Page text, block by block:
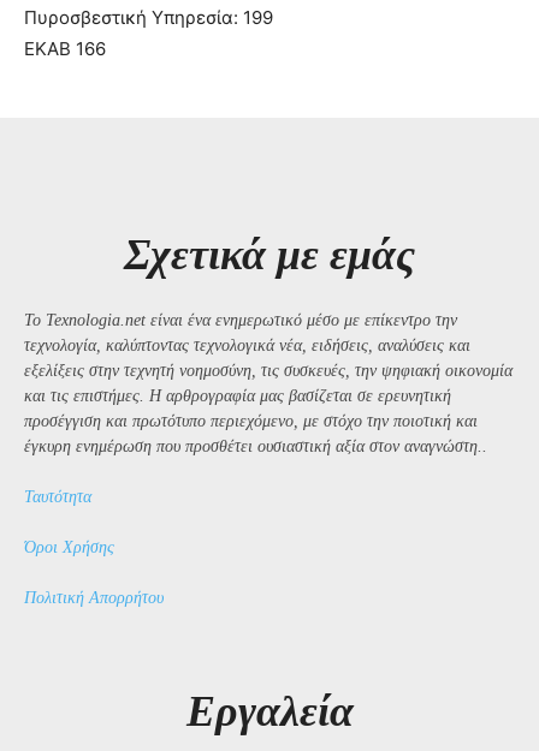
Πυροσβεστική Υπηρεσία: 199
ΕΚΑΒ 166
Σχετικά με εμάς
Το Texnologia.net είναι ένα ενημερωτικό μέσο με επίκεντρο την
τεχνολογία, καλύπτοντας τεχνολογικά νέα, ειδήσεις, αναλύσεις και
εξελίξεις στην τεχνητή νοημοσύνη, τις συσκευές, την ψηφιακή οικονομία
και τις επιστήμες. Η αρθρογραφία μας βασίζεται σε ερευνητική
προσέγγιση και πρωτότυπο περιεχόμενο, με στόχο την ποιοτική και
έγκυρη ενημέρωση που προσθέτει ουσιαστική αξία στον αναγνώστη..
Ταυτότητα
Όροι Χρήσης
Πολιτική Απορρήτου
Εργαλεία